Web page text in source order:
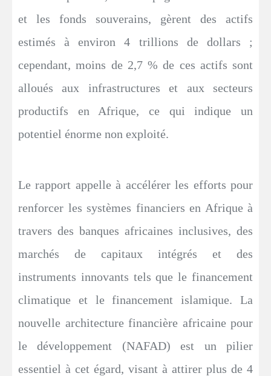
et les fonds souverains, gèrent des actifs
estimés à environ 4 trillions de dollars ;
cependant, moins de 2,7 % de ces actifs sont
alloués aux infrastructures et aux secteurs
productifs en Afrique, ce qui indique un
potentiel énorme non exploité.
Le rapport appelle à accélérer les efforts pour
renforcer les systèmes financiers en Afrique à
travers des banques africaines inclusives, des
marchés de capitaux intégrés et des
instruments innovants tels que le financement
climatique et le financement islamique. La
nouvelle architecture financière africaine pour
le développement (NAFAD) est un pilier
essentiel à cet égard, visant à attirer plus de 4